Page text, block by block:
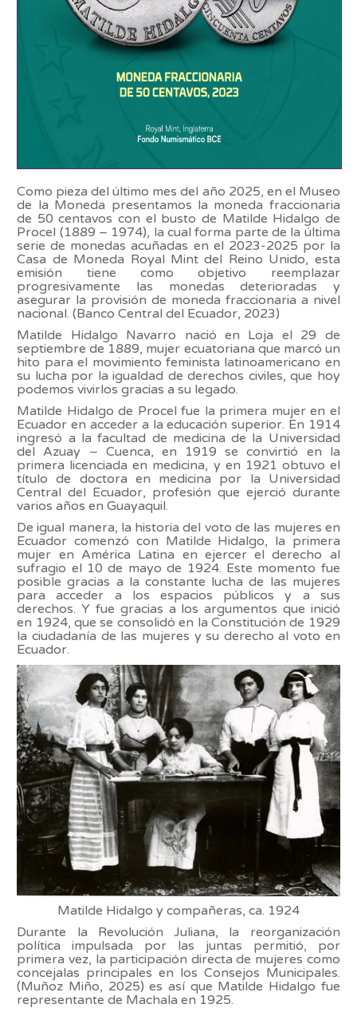
Como pieza del último mes del año 2025, en el Museo
de la Moneda presentamos la moneda fraccionaria
de 50 centavos con el busto de Matilde Hidalgo de
Procel (1889 – 1974), la cual forma parte de la última
serie de monedas acuñadas en el 2023-2025 por la
Casa de Moneda Royal Mint del Reino Unido, esta
emisión tiene como objetivo reemplazar
progresivamente las monedas deterioradas y
asegurar la provisión de moneda fraccionaria a nivel
nacional. (Banco Central del Ecuador, 2023)
Matilde Hidalgo Navarro nació en Loja el 29 de
septiembre de 1889, mujer ecuatoriana que marcó un
hito para el movimiento feminista latinoamericano en
su lucha por la igualdad de derechos civiles, que hoy
podemos vivirlos gracias a su legado.
Matilde Hidalgo de Procel fue la primera mujer en el
Ecuador en acceder a la educación superior. En 1914
ingresó a la facultad de medicina de la Universidad
del Azuay – Cuenca, en 1919 se convirtió en la
primera licenciada en medicina, y en 1921 obtuvo el
título de doctora en medicina por la Universidad
Central del Ecuador, profesión que ejerció durante
varios años en Guayaquil.
De igual manera, la historia del voto de las mujeres en
Ecuador comenzó con Matilde Hidalgo, la primera
mujer en América Latina en ejercer el derecho al
sufragio el 10 de mayo de 1924. Este momento fue
posible gracias a la constante lucha de las mujeres
para acceder a los espacios públicos y a sus
derechos. Y fue gracias a los argumentos que inició
en 1924, que se consolidó en la Constitución de 1929
la ciudadanía de las mujeres y su derecho al voto en
Ecuador.
Matilde Hidalgo y compañeras, ca. 1924
Durante la Revolución Juliana, la reorganización
política impulsada por las juntas permitió, por
primera vez, la participación directa de mujeres como
concejalas principales en los Consejos Municipales.
(Muñoz Miño, 2025) es así que Matilde Hidalgo fue
representante de Machala en 1925.